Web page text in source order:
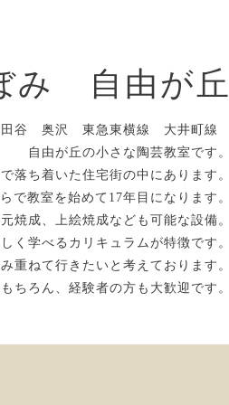
み 自由が丘
谷 奥沢 東急東横線 大井町線
自由が丘の小さな陶芸教室です。
落ち着いた住宅街の中にあります。
で教室を始めて17年目になります。
焼成、上絵焼成なども可能な設備。
く学べるカリキュラムが特徴です。
重ねて行きたいと考えております。
ちろん、経験者の方も大歓迎です。